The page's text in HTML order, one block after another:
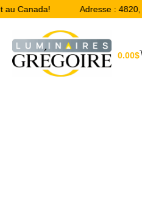
Canada! Adresse :
0.00$